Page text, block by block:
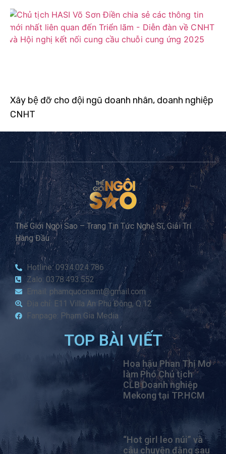
Xây bệ đỡ cho đội ngũ doanh nhân, doanh nghiệp
CNHT
Thế Giới Ngôi Sao – Trang Tin Tức Nghệ Sĩ, Giải Trí
Hàng Đầu
Hotline: 0934.024.786
Zalo: 0378.493.552
Email: phamquocnamt@gmail.com
Địa chỉ: E11 Villa An Phú Đông, Q.12
Fanpage: Phạm Gia Media
TOP BÀI VIẾT
Hoa hậu Phan Thị Mơ
làm Phó Chủ tịch
CLB Doanh nghiệp
Mekong tại TP.HCM
“Hot girl leo núi” và
câu chuyện đằng sau